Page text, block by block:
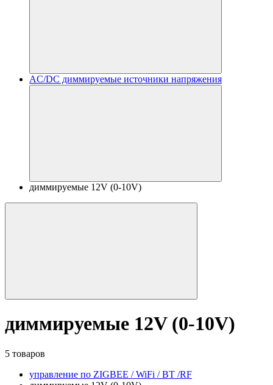
AC/DC диммируемые источники напряжения
диммируемые 12V (0-10V)
диммируемые 12V (0-10V)
5 товаров
управление по ZIGBEE / WiFi / BT /RF